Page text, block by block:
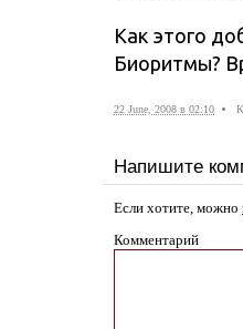
Как этого
Биоритмы?
22 June, 2008 в 02:10
Напишите
Если хотите, можно
Комментарий